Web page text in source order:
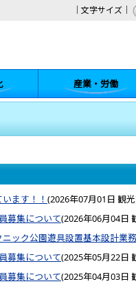
｜文字サイズ｜
産業・労働
ます！！ (2026年07月01日 観
募集について(2026年06月04日
ック公園遊具設置基本設計業務
募集について(2025年05月22日
募集について(2025年04月03日